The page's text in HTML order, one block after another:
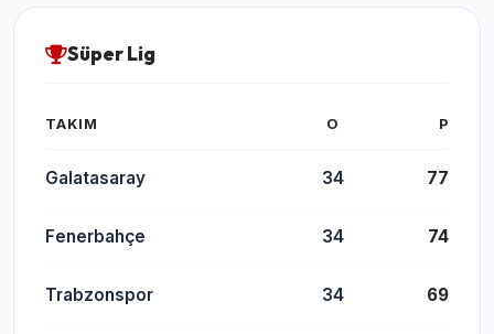
Süper Lig
TAKIM O P
Galatasaray 34 77
Fenerbahçe 34 74
Trabzonspor 34 69